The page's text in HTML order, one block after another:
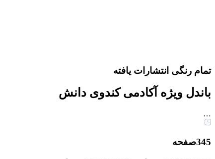
تمام رنگی انتشارات یافته
باندل ویژه آکادمی کندوی دانش
…
345صفحه